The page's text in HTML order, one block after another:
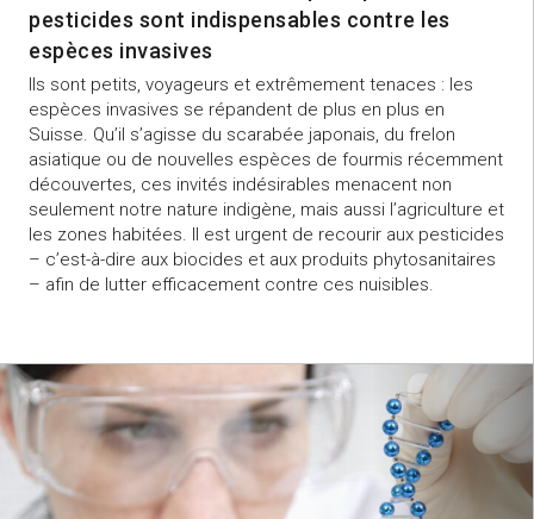
pesticides sont indispensables contre les
espèces invasives
Ils sont petits, voyageurs et extrêmement tenaces : les
espèces invasives se répandent de plus en plus en
Suisse. Qu’il s’agisse du scarabée japonais, du frelon
asiatique ou de nouvelles espèces de fourmis récemment
découvertes, ces invités indésirables menacent non
seulement notre nature indigène, mais aussi l’agriculture et
les zones habitées. Il est urgent de recourir aux pesticides
– c’est-à-dire aux biocides et aux produits phytosanitaires
– afin de lutter efficacement contre ces nuisibles.